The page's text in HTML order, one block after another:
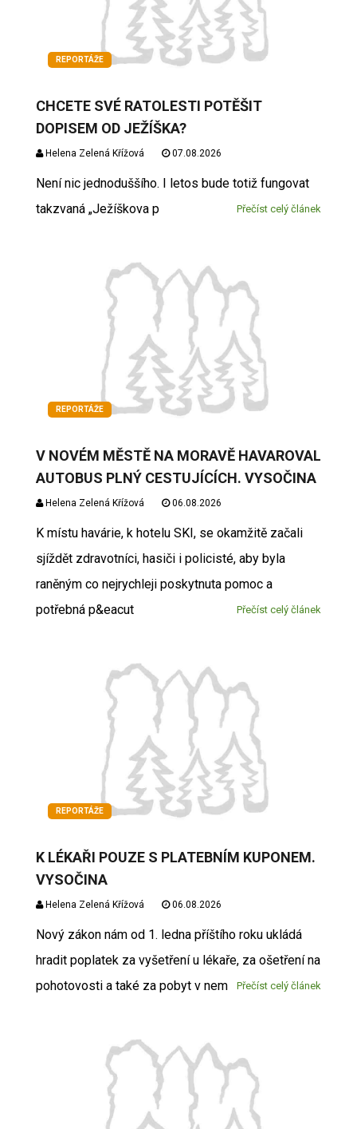
REPORTÁŽE
CHCETE SVÉ RATOLESTI POTĚŠIT
DOPISEM OD JEŽÍŠKA?
Helena Zelená Křížová 07.08.2026
Není nic jednoduššího. I letos bude totiž fungovat
takzvaná „Ježíškova p
Přečíst celý článek
REPORTÁŽE
V NOVÉM MĚSTĚ NA MORAVĚ HAVAROVAL
AUTOBUS PLNÝ CESTUJÍCÍCH. VYSOČINA
Helena Zelená Křížová 06.08.2026
K místu havárie, k hotelu SKI, se okamžitě začali
sjíždět zdravotníci, hasiči i policisté, aby byla
raněným co nejrychleji poskytnuta pomoc a
potřebná p&eacut
Přečíst celý článek
REPORTÁŽE
K LÉKAŘI POUZE S PLATEBNÍM KUPONEM.
VYSOČINA
Helena Zelená Křížová 06.08.2026
Nový zákon nám od 1. ledna příštího roku ukládá
hradit poplatek za vyšetření u lékaře, za ošetření na
pohotovosti a také za pobyt v nem
Přečíst celý článek